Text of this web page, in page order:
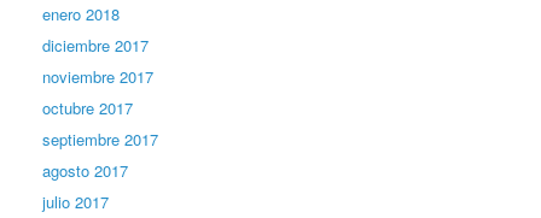
enero 2018
diciembre 2017
noviembre 2017
octubre 2017
septiembre 2017
agosto 2017
julio 2017